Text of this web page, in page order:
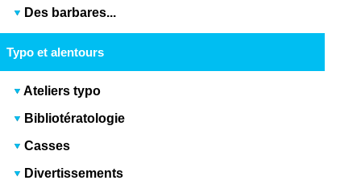
Des barbares...
Typo et alentours
Ateliers typo
Bibliotératologie
Casses
Divertissements